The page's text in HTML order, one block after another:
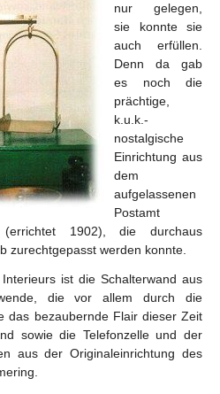
nur gelegen,
sie konnte sie
auch erfüllen.
Denn da gab
es noch die
prächtige,
k.u.k.-
nostalgische
Einrichtung aus
dem
aufgelassenen
Postamt
(errichtet 1902), die durchaus
zurechtgepasst werden konnte.
ist die Schalterwand aus
die vor allem durch die
das bezaubernde Flair dieser Zeit
sowie die Telefonzelle und der
aus der Originaleinrichtung des